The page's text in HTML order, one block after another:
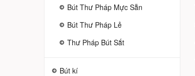
Bút Thư Pháp Mực Sẵn
Bút Thư Pháp Lẻ
Thư Pháp Bút Sắt
Bút kí